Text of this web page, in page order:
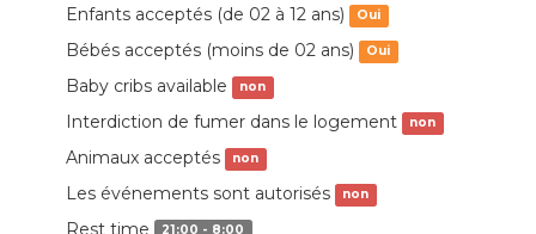
Enfants acceptés (de 02 à 12 ans) Oui
Bébés acceptés (moins de 02 ans) Oui
Baby cribs available non
Interdiction de fumer dans le logement non
Animaux acceptés non
Les événements sont autorisés non
Rest time 21:00 - 8:00